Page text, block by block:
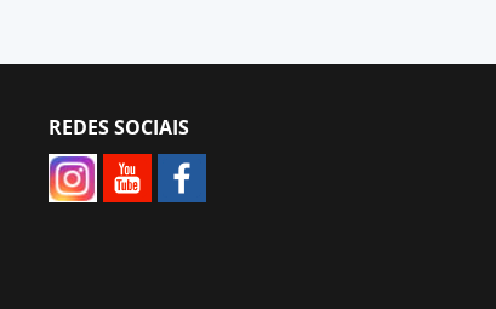
REDES SOCIAIS